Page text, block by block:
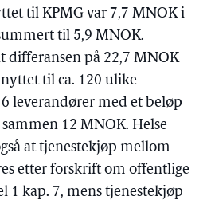
til KPMG var 7,7 MNOK i
til 5,9 MNOK.
differansen på 22,7 MNOK
til ca. 120 ulike
leverandører med et beløp
12 MNOK. Helse
at tjenestekjøp mellom
etter forskrift om offentlige
1 kap. 7, mens tjenestekjøp